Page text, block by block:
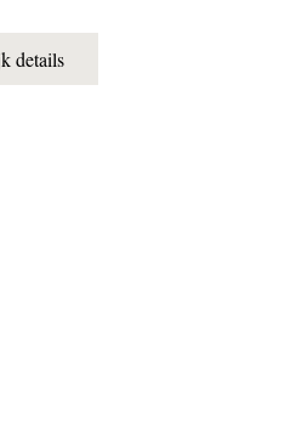
details